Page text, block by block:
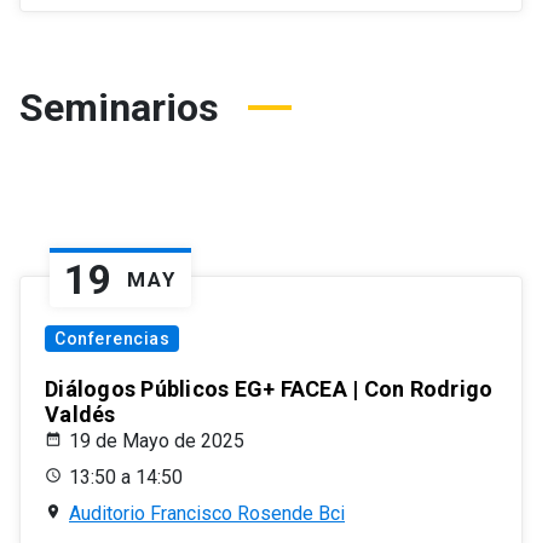
Seminarios
19 MAY
Conferencias
Diálogos Públicos EG+ FACEA | Con Rodrigo
Valdés
19 de Mayo de 2025
13:50 a 14:50
Auditorio Francisco Rosende Bci